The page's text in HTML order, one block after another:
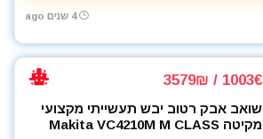
4 שנים ago
1003€ / 3579₪
שואב אבק רטוב יבש תעשייתי מקצועי
מקיטה Makita VC4210M M CLASS